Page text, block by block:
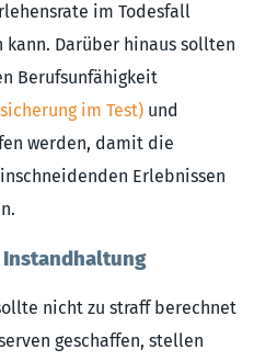
im Todesfall
Darüber hinaus sollten
Berufsunfähigkeit
im Test) und
werden, damit die
Erlebnissen
Instandhaltung
nicht zu straff berechnet
geschaffen, stellen